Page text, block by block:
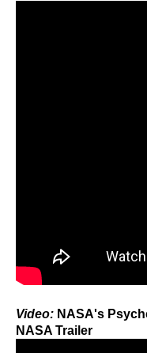
Video: NASA's
NASA Trailer